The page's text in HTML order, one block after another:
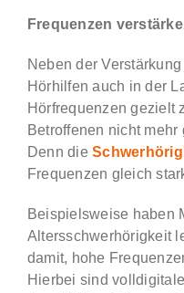
Frequenzen
Neben der
Hörhilfen auch in der
Hörfrequenzen gezielt
Betroffenen nicht
Denn die
Frequenzen gleich
Beispielsweise haben
Altersschwerhörigkeit
damit, hohe
Hierbei sind